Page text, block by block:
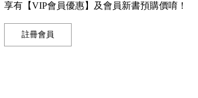
享有【VIP會員優惠】及會員新書預購價唷！